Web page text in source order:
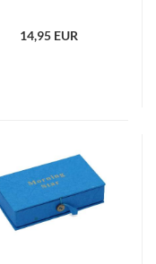
14,95 EUR